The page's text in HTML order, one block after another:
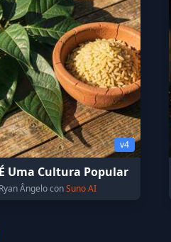
v4
Uma Cultura Popular
Ângelo conSuno AI